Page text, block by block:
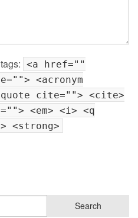
<a href=""
<acronym
cite=""> <cite>
<em> <i> <q
<strong>